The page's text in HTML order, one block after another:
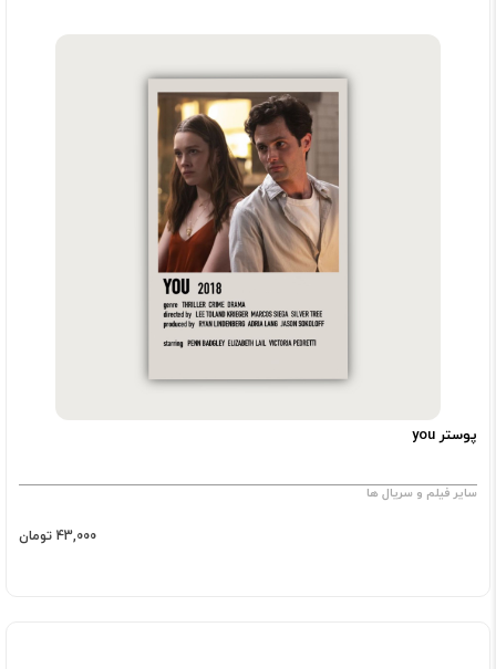
پوستر you
سایر فیلم و سریال ها
43,000 تومان